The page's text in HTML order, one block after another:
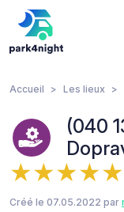
Accueil Les lieux
(040
Créé le 07.05.2022 par